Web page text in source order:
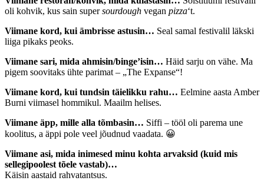
oli kohvik, kus sain supersourdough vegan pizza‘t.
Viimane kord, kui ämbrisse astusin… Seal samal festivalil läkski
liiga pikaks peoks.
Viimane sari, mida ahmisin/binge’isin… Häid sarju on vähe. Ma
pigem soovitaks ühte parimat – „The Expanse“!
Viimane kord, kui tundsin täielikku rahu… Eelmine aasta Amber
Burni viimasel hommikul. Maailm helises.
Viimane äpp, mille alla tõmbasin… Siffi – tööl oli parema une
koolitus, a äppi pole veel jõudnud vaadata. 😀
Viimane asi, mida inimesed minu kohta arvaksid (kuid mis
sellegipoolest tõele vastab)…
Käisin aastaid rahvatantsus.